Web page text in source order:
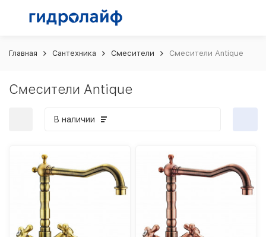
Главная Сантехника Смесители Смесители Antique
Смесители Antique
В наличии